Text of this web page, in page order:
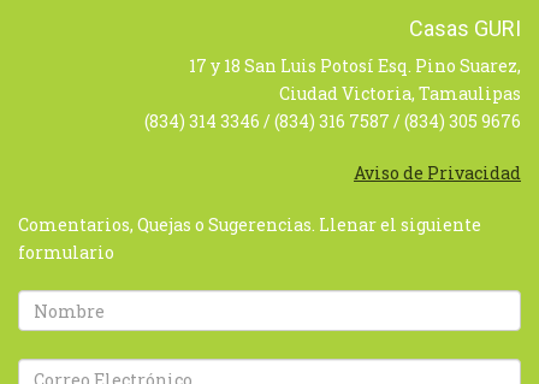
Casas GURI
17 y 18 San Luis Potosí Esq. Pino Suarez,
Ciudad Victoria, Tamaulipas
(834) 314 3346 / (834) 316 7587 / (834) 305 9676
Aviso de Privacidad
Comentarios, Quejas o Sugerencias. Llenar el siguiente
formulario